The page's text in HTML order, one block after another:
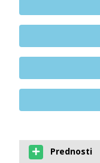
Prednosti